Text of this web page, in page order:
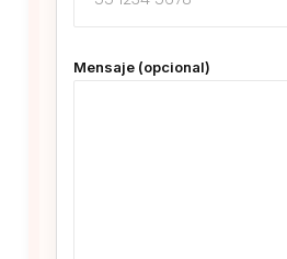
Mensaje (opcional)